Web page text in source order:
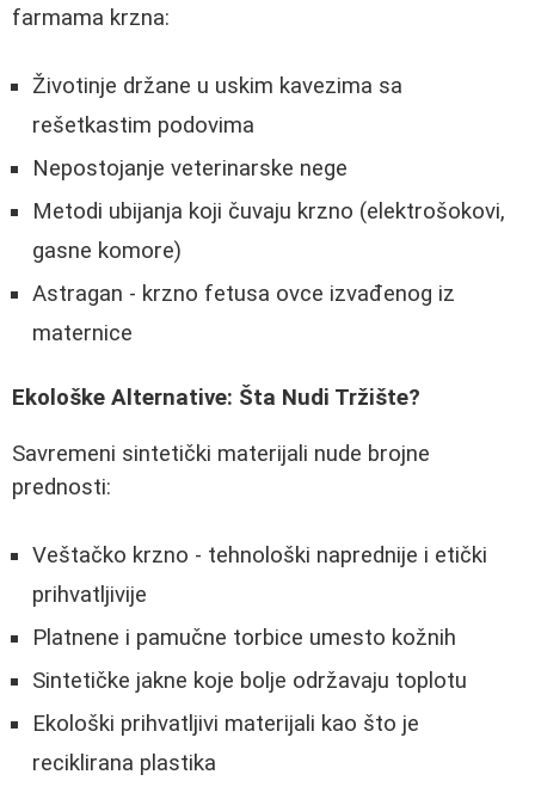
farmama krzna:
Životinje držane u uskim kavezima sa
rešetkastim podovima
Nepostojanje veterinarske nege
Metodi ubijanja koji čuvaju krzno (elektrošokovi,
gasne komore)
Astragan - krzno fetusa ovce izvađenog iz
maternice
Ekološke Alternative: Šta Nudi Tržište?
Savremeni sintetički materijali nude brojne
prednosti:
Veštačko krzno - tehnološki naprednije i etički
prihvatljivije
Platnene i pamučne torbice umesto kožnih
Sintetičke jakne koje bolje održavaju toplotu
Ekološki prihvatljivi materijali kao što je
reciklirana plastika